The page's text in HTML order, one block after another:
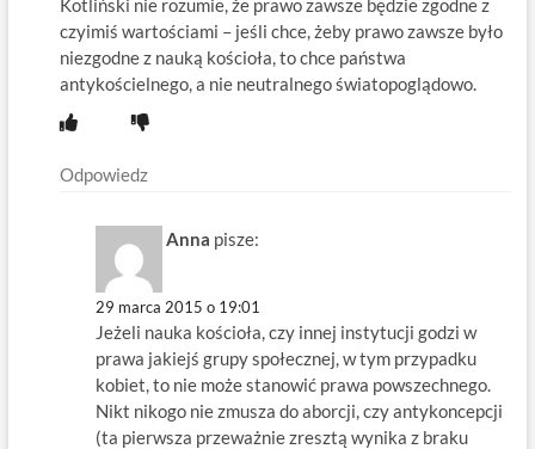
Kotliński nie rozumie, że prawo zawsze będzie zgodne z
czyimiś wartościami – jeśli chce, żeby prawo zawsze było
niezgodne z nauką kościoła, to chce państwa
antykościelnego, a nie neutralnego światopoglądowo.
Odpowiedz
Anna pisze:
29 marca 2015 o 19:01
Jeżeli nauka kościoła, czy innej instytucji godzi w
prawa jakiejś grupy społecznej, w tym przypadku
kobiet, to nie może stanowić prawa powszechnego.
Nikt nikogo nie zmusza do aborcji, czy antykoncepcji
(ta pierwsza przeważnie zresztą wynika z braku